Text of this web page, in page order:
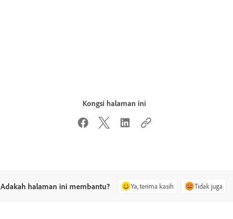
Kongsi halaman ini
Adakah halaman ini membantu? Ya, terima kasih Tidak juga